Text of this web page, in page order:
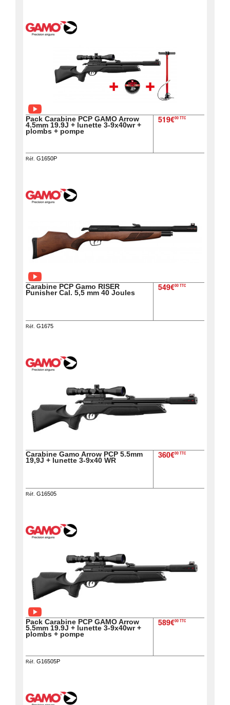
Pack Carabine PCP GAMO Arrow
4.5mm 19.9J + lunette 3-9x40wr +
plombs + pompe
519€00 TTC
Réf. G1650P
Carabine PCP Gamo RISER
Punisher Cal. 5,5 mm 40 Joules
549€00 TTC
Réf. G1675
Carabine Gamo Arrow PCP 5.5mm
19,9J + lunette 3-9x40 WR
360€00 TTC
Réf. G16505
Pack Carabine PCP GAMO Arrow
5.5mm 19.9J + lunette 3-9x40wr +
plombs + pompe
589€00 TTC
Réf. G16505P